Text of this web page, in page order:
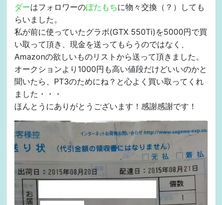
ダーはフォロワーのぼたもちに物々交換（？）しても
らいました。
私が前に使っていたグラボ(GTX 550Ti)を5000円で買
い取って頂き、現金を送ってもらうのではなく、
Amazonの欲しいものリストから送って頂きました。
オークションより1000円も高い値段だけどいいのかと
聞いたら、PT3のためにね？と心よく買い取ってくれ
ました・・・
ほんとうにありがとうございます！感謝感謝です！